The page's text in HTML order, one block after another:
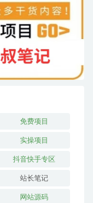
免费项目
实操项目
抖音快手专区
站长笔记
网站源码